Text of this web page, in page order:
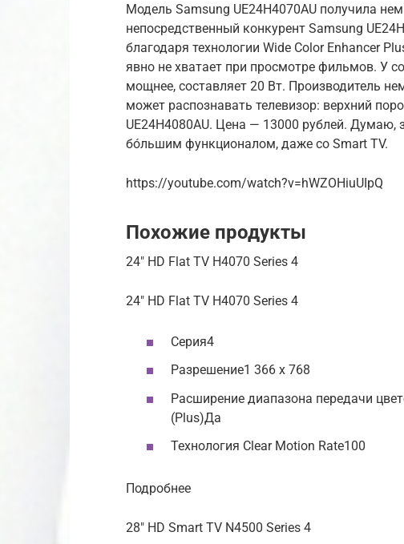
Модель Samsung UE24H4070AU получила
непосредственный конкурент Samsung
благодаря технологии Wide Color Enhancer
явно не хватает при просмотре фильмов. У
мощнее, составляет 20 Вт. Производитель
может распознавать телевизор: верхний
UE24H4080AU. Цена — 13000 рублей. Думаю,
бо́льшим функционалом, даже со Smart TV.
https://youtube.com/watch?v=hWZOHiuUIpQ
Похожие продукты
24″ HD Flat TV H4070 Series 4
24″ HD Flat TV H4070 Series 4
Серия4
Разрешение1 366 x 768
Расширение диапазона передачи
(Plus)Да
Технология Clear Motion Rate100
Подробнее
28″ HD Smart TV N4500 Series 4